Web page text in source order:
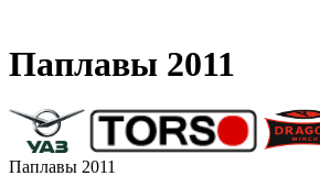
Паплавы 2011
Паплавы 2011